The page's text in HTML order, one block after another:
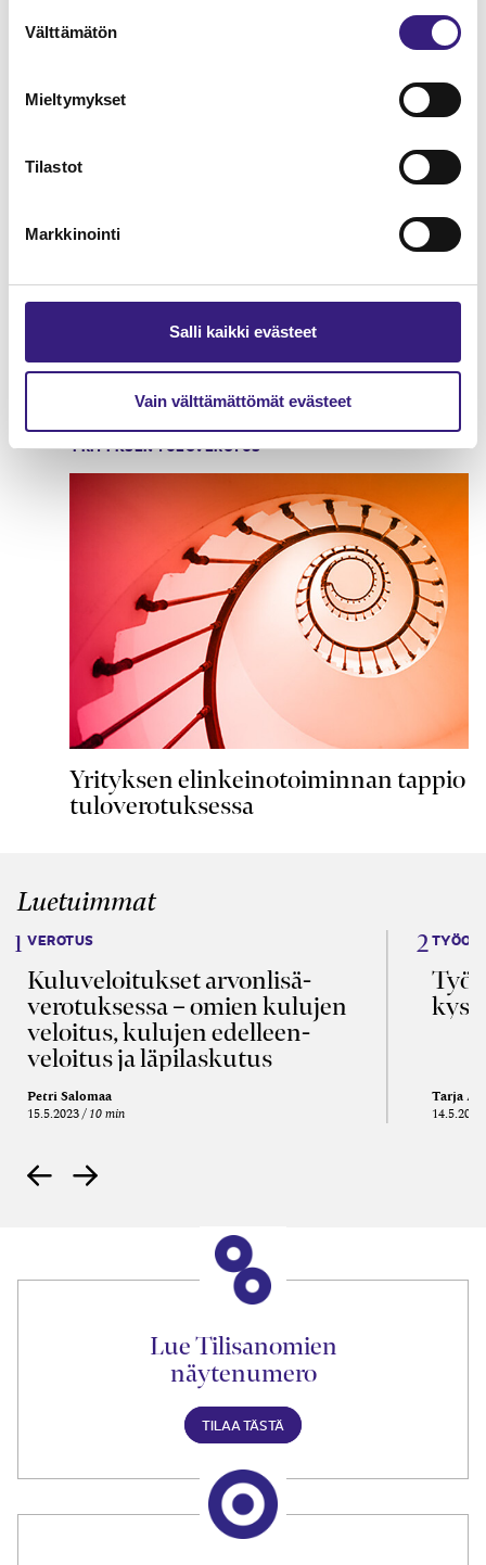
valinta
Välttämätön
Mieltymykset
Tilastot
Markkinointi
Salli kaikki evästeet
Vain välttämättömät evästeet
Osakaslainat kirjanpidossa ja
verotuksessa
YRITYKSEN TULOVEROTUS
Yrityksen elinkeinotoiminnan tappio
tuloverotuksessa
Luetuimmat
VEROTUS
Kulu­veloitukset arvon­lisä­
verotuksessa – omien kulujen
veloitus, kulujen edelleen­
veloitus ja läpi­laskutus
Petri Salomaa
15.5.2023 10 min
Tarja
14.5.2021
Lue Tilisanomien
näytenumero
TILAA TÄSTÄ